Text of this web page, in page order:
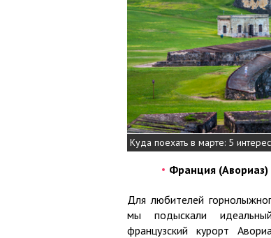
Куда поехать в марте: 5
Франция (Авориаз)
Для любителей
мы подыскали
французский курорт